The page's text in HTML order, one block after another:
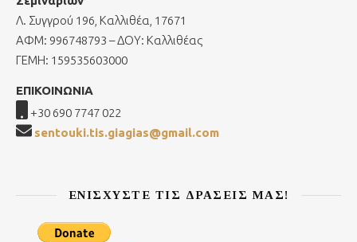
Λ. Συγγρού 196, Καλλιθέα, 17671
ΑΦΜ: 996748793 – ΔΟΥ: Καλλιθέας
ΓΕΜΗ: 159535603000
ΕΠΙΚΟΙΝΩΝΙΑ
+30 690 7747 022
sentouki.tis.giagias@gmail.com
ΕΝΙΣΧΎΣΤΕ ΤΙΣ ΔΡΆΣΕΙΣ ΜΑΣ!